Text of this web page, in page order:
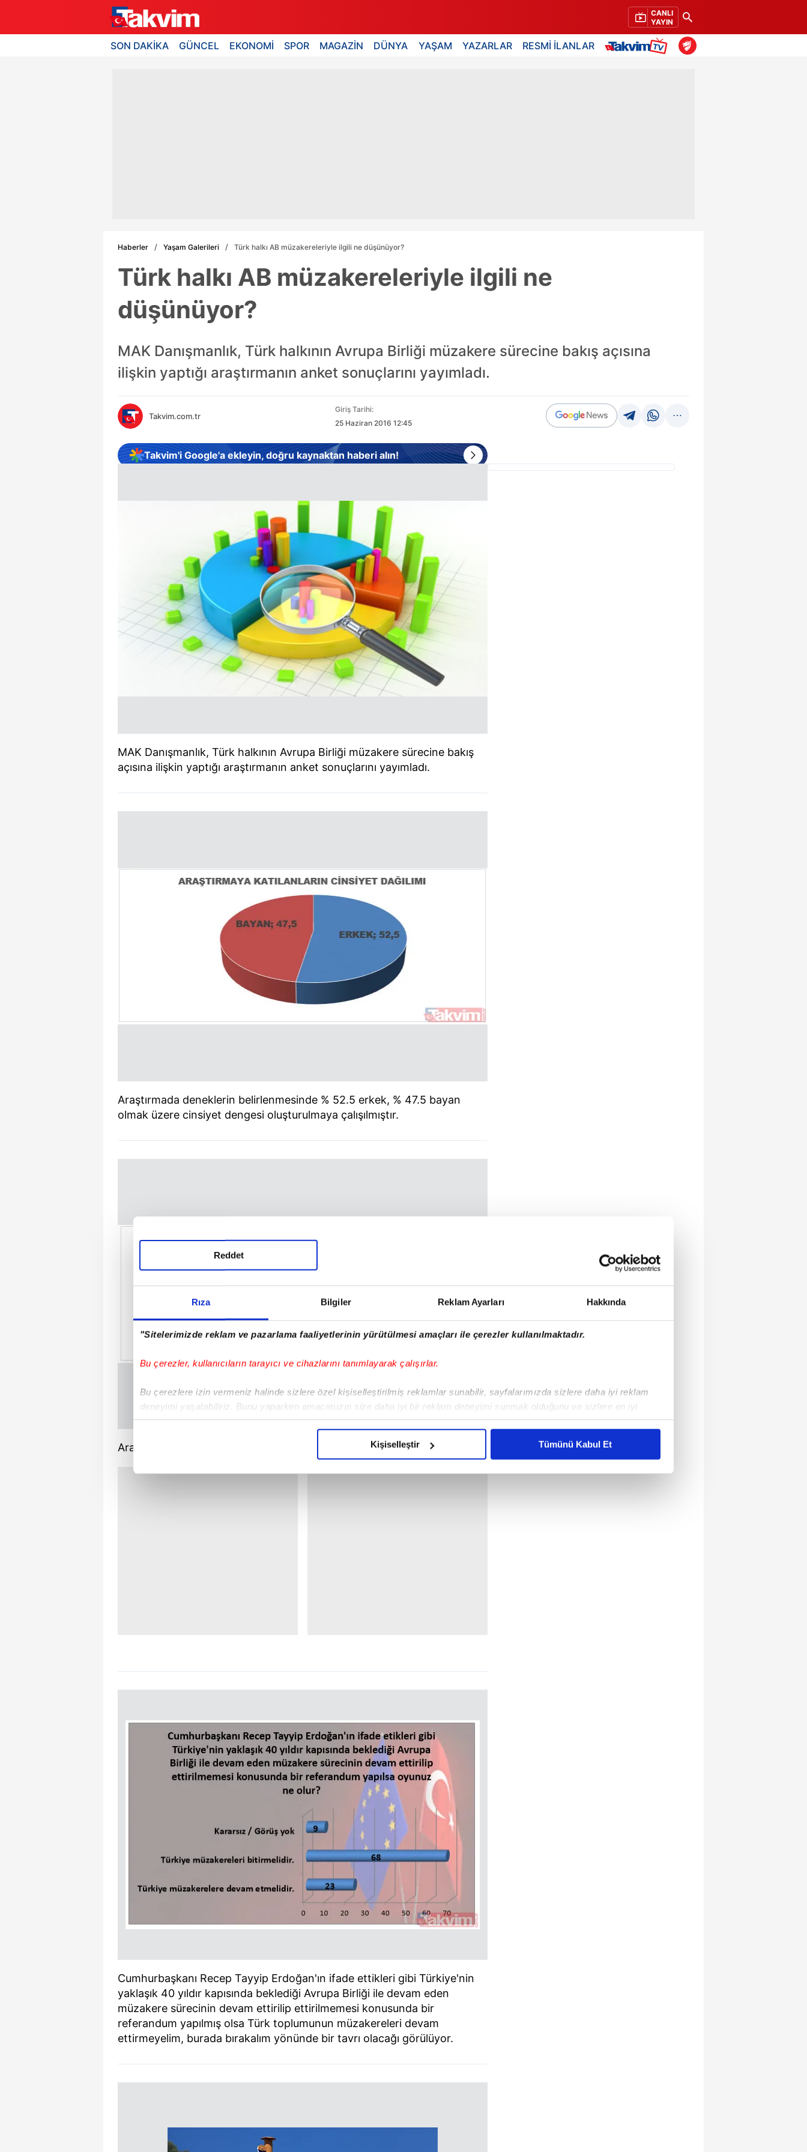
Rıza Bilgiler Reklam Ayarları Hakkında
"Sitelerimizde reklam ve pazarlama faaliyetlerinin yürütülmesi amaçları ile çerezler kullanılmaktadır.
Bu çerezler, kullanıcıların tarayıcı ve cihazlarını tanımlayarak çalışırlar.
Bu çerezlere izin vermeniz halinde sizlere özel kişiselleştirilmiş reklamlar sunabilir, sayfalarımızda sizlere daha iyi reklam
deneyimi yaşatabiliriz. Bunu yaparken amacımızın size daha iyi bir reklam deneyimi sunmak olduğunu ve sizlere en iyi
içerikleri sunabilmek adına elimizden gelen çabayı gösterdiğimizi ve bu noktada, reklamların maliyetlerimizi karşılamak
Reddet
Kişiselleştir Tümünü Kabul Et
CANLI
YAYIN
SON DAKİKA GÜNCEL EKONOMİ SPOR MAGAZİN DÜNYA YAŞAM YAZARLAR RESMİ İLANLAR
Haberler Yaşam Galerileri Türk halkı AB müzakereleriyle ilgili ne düşünüyor?
Türk halkı AB müzakereleriyle ilgili ne
düşünüyor?
MAK Danışmanlık, Türk halkının Avrupa Birliği müzakere sürecine bakış açısına
ilişkin yaptığı araştırmanın anket sonuçlarını yayımladı.
Takvim.com.tr
Giriş Tarihi:
25 Haziran 2016 12:45
Takvim'i Google'a ekleyin, doğru kaynaktan haberi alın!
MAK Danışmanlık, Türk halkının Avrupa Birliği müzakere sürecine bakış
açısına ilişkin yaptığı araştırmanın anket sonuçlarını yayımladı.
Araştırmada deneklerin belirlenmesinde % 52.5 erkek, % 47.5 bayan
olmak üzere cinsiyet dengesi oluşturulmaya çalışılmıştır.
Araştırmaya katılanların yaş aralık analizi!
Cumhurbaşkanı Recep Tayyip Erdoğan'ın ifade ettikleri gibi Türkiye'nin
yaklaşık 40 yıldır kapısında beklediği Avrupa Birliği ile devam eden
müzakere sürecinin devam ettirilip ettirilmemesi konusunda bir
referandum yapılmış olsa Türk toplumunun müzakereleri devam
ettirmeyelim, burada bırakalım yönünde bir tavrı olacağı görülüyor.